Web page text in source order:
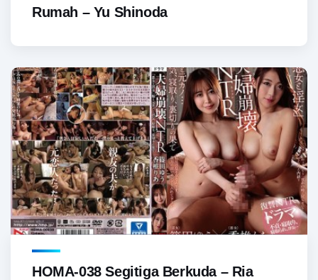
Rumah – Yu Shinoda
HOMA-038 Segitiga Berkuda – Ria